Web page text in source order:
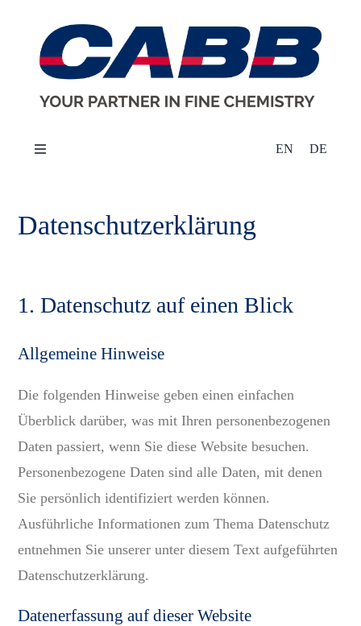
content
Toggle
Produkte & Lösungen
Nachhaltigkeit
Medien
EN DE
Datenschutz­erklärung
1. Datenschutz auf einen Blick
Allgemeine Hinweise
Die folgenden Hinweise geben einen einfachen
Überblick darüber, was mit Ihren personenbezogenen
Daten passiert, wenn Sie diese Website besuchen.
Personenbezogene Daten sind alle Daten, mit denen
Sie persönlich identifiziert werden können.
Ausführliche Informationen zum Thema Datenschutz
entnehmen Sie unserer unter diesem Text aufgeführten
Datenschutzerklärung.
Datenerfassung auf dieser Website